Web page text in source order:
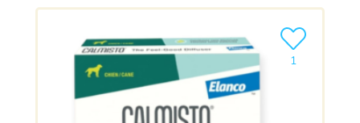
1
Ajouter le